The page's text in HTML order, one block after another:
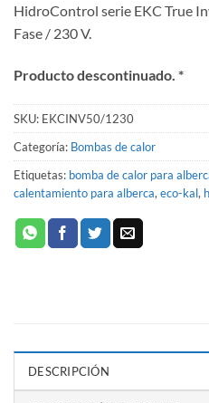
HidroControl serie EKC True
Fase / 230 V.
Producto descontinuado. *
SKU: EKCINV50/1230
Categoría: Bombas de calor
Etiquetas: bomba de calor para
calentamiento para alberca,eco-kal,
DESCRIPCIÓN